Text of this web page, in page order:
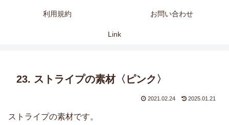
利用規約 お問い合わせ
Link
23. ストライプの素材〈ピンク〉
2021.02.24 2025.01.21
ストライプの素材です。